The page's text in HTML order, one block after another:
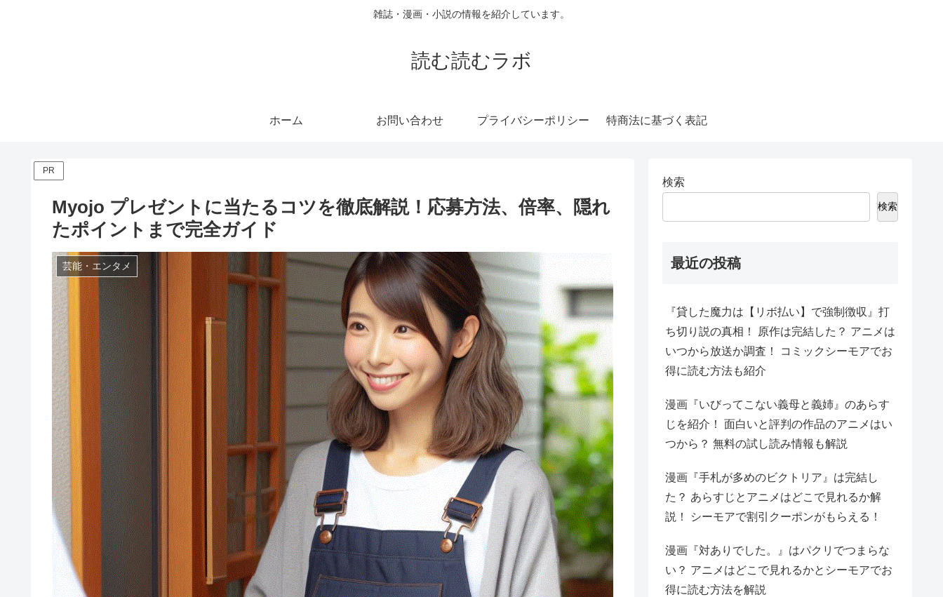
雑誌・漫画・小説の情報を紹介しています。
読む読むラボ
ホーム お問い合わせ プライバシーポリシー 特商法に基づく表記
PR
Myojo プレゼントに当たるコツを徹底解説！応募方法、倍率、隠れ
たポイントまで完全ガイド
芸能・エンタメ
検索
検索
最近の投稿
『貸した魔力は【リボ払い】で強制徴収』打
ち切り説の真相！ 原作は完結した？ アニメは
いつから放送か調査！ コミックシーモアでお
得に読む方法も紹介
漫画『いびってこない義母と義姉』のあらす
じを紹介！ 面白いと評判の作品のアニメはい
つから？ 無料の試し読み情報も解説
漫画『手札が多めのビクトリア』は完結し
た？ あらすじとアニメはどこで見れるか解
説！ シーモアで割引クーポンがもらえる！
漫画『対ありでした。』はパクリでつまらな
い？ アニメはどこで見れるかとシーモアでお
得に読む方法を解説